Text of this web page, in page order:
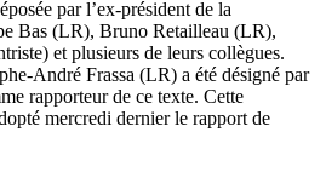
par l’ex-président de la
Bas (LR), Bruno Retailleau (LR),
et plusieurs de leurs collègues.
André Frassa (LR) a été désigné par
rapporteur de ce texte. Cette
mercredi dernier le rapport de